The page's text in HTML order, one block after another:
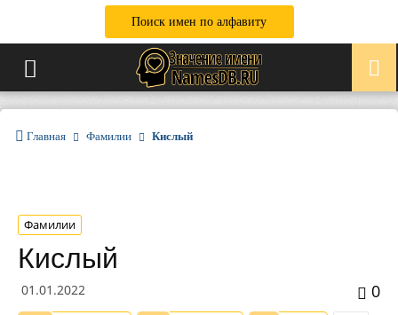
Поиск имен по алфавиту
Главная Фамилии Кислый
Фамилии
Кислый
01.01.2022 0